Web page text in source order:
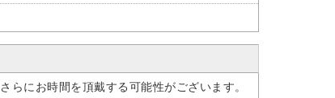
らにお時間を頂戴する可能性がございます。